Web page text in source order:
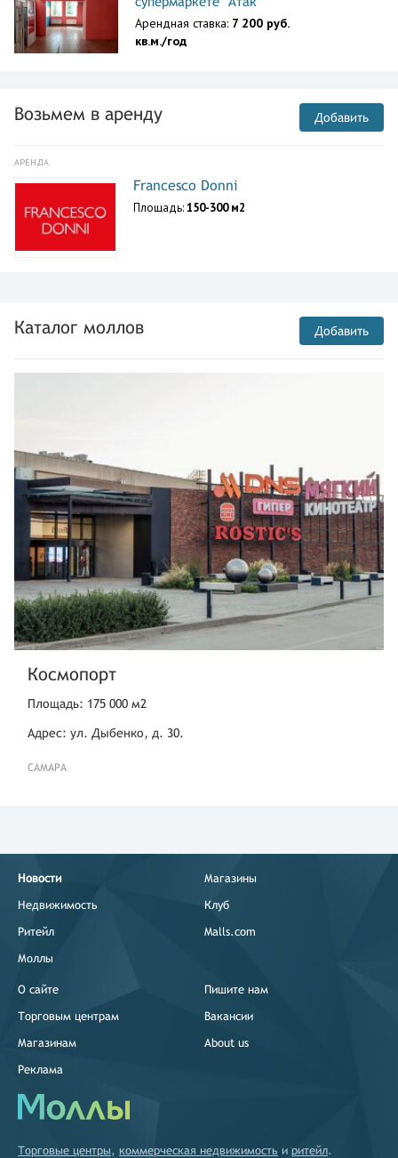
Арендная ставка: 7 200 руб.
кв.м./год
Возьмем в аренду Добавить
АРЕНДА
Francesco Donni
Площадь:150-300 м2
Каталог моллов Добавить
Космопорт
Площадь: 175 000 м2
Адрес: ул. Дыбенко, д. 30.
САМАРА
Новости
Недвижимость
Ритейл
Моллы
Магазины
Клуб
Malls.com
О сайте
Торговым центрам
Магазинам
Реклама
Пишите нам
Вакансии
About us
Торговые центры, коммерческая недвижимость и ритейл.